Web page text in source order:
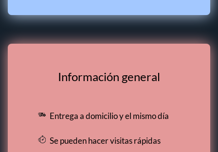
Información general
Entrega a domicilio y el mismo día
Se pueden hacer visitas rápidas